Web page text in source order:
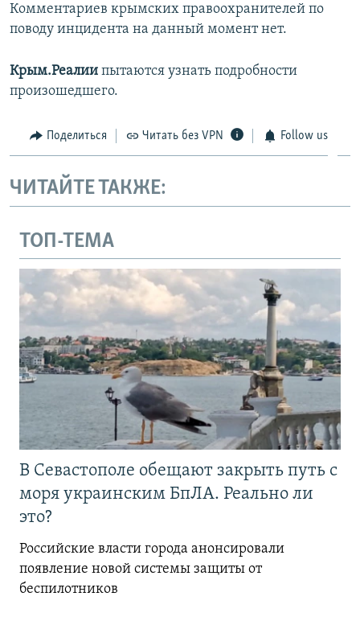
Комментариев крымских правоохранителей по
поводу инцидента на данный момент нет.
Крым.Реалии пытаются узнать подробности
произошедшего.
Поделиться Читать без VPN Follow us
ЧИТАЙТЕ ТАКЖЕ:
ТОП-ТЕМА
В Севастополе обещают закрыть путь с
моря украинским БпЛА. Реально ли
это?
Российские власти города анонсировали
появление новой системы защиты от
беспилотников